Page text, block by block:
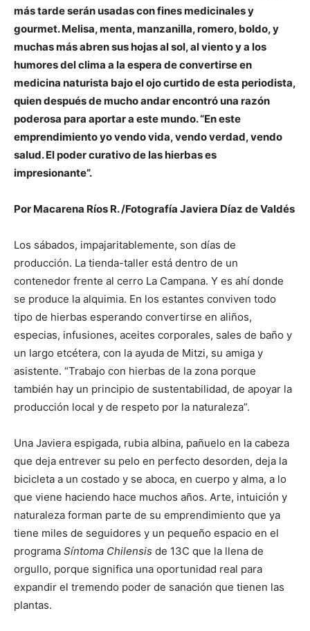
más tarde serán usadas con fines medicinales y
gourmet. Melisa, menta, manzanilla, romero, boldo, y
muchas más abren sus hojas al sol, al viento y a los
humores del clima a la espera de convertirse en
medicina naturista bajo el ojo curtido de esta periodista,
quien después de mucho andar encontró una razón
poderosa para aportar a este mundo. “En este
emprendimiento yo vendo vida, vendo verdad, vendo
salud. El poder curativo de las hierbas es
impresionante”.
Por Macarena Ríos R. /Fotografía Javiera Díaz de Valdés
Los sábados, impajaritablemente, son días de
producción. La tienda-taller está dentro de un
contenedor frente al cerro La Campana. Y es ahí donde
se produce la alquimia. En los estantes conviven todo
tipo de hierbas esperando convertirse en aliños,
especias, infusiones, aceites corporales, sales de baño y
un largo etcétera, con la ayuda de Mitzi, su amiga y
asistente. “Trabajo con hierbas de la zona porque
también hay un principio de sustentabilidad, de apoyar la
producción local y de respeto por la naturaleza”.
Una Javiera espigada, rubia albina, pañuelo en la cabeza
que deja entrever su pelo en perfecto desorden, deja la
bicicleta a un costado y se aboca, en cuerpo y alma, a lo
que viene haciendo hace muchos años. Arte, intuición y
naturaleza forman parte de su emprendimiento que ya
tiene miles de seguidores y un pequeño espacio en el
programa Síntoma Chilensis de 13C que la llena de
orgullo, porque significa una oportunidad real para
expandir el tremendo poder de sanación que tienen las
plantas.